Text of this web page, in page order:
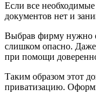
Если все
документов нет и
Выбрав фирму нужно
слишком опасно. Даже
при помощи
Таким образом этот
приватизацию.